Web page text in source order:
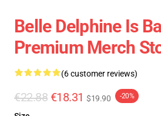
Belle Delphine Is
Premium Merch
(6 customer reviews)
€22.88 €18.31 $19.90 -20%